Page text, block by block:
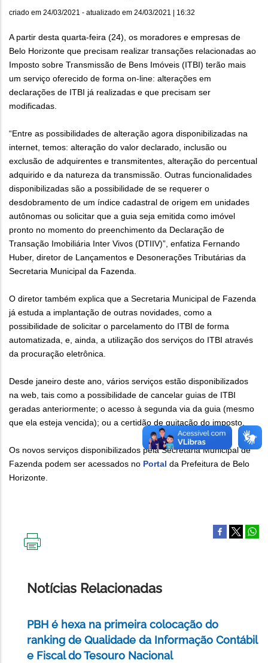
criado em 24/03/2021 - atualizado em 24/03/2021 | 16:32
A partir desta quarta-feira (24), os moradores e empresas de
Belo Horizonte que precisam realizar transações relacionadas ao
Imposto sobre Transmissão de Bens Imóveis (ITBI) terão mais
um serviço oferecido de forma on-line: alterações em
declarações de ITBI já realizadas e que precisam ser
modificadas.
“Entre as possibilidades de alteração agora disponibilizadas na
internet, temos: alteração do valor declarado, inclusão ou
exclusão de adquirentes e transmitentes, alteração do percentual
adquirido e da natureza da transmissão. Outras funcionalidades
disponibilizadas são a possibilidade de se requerer o
desdobramento de um índice cadastral de origem em unidades
autônomas ou solicitar que a guia seja emitida como imóvel
pronto no momento do preenchimento da Declaração de
Transação Imobiliária Inter Vivos (DTIIV)”, enfatiza Fernando
Huber, diretor de Lançamentos e Desonerações Tributárias da
Secretaria Municipal da Fazenda.
O diretor também explica que a Secretaria Municipal de Fazenda
já estuda a implantação de outras novidades, como a
possibilidade de solicitar o parcelamento do ITBI de forma
automatizada, e, ainda, a utilização dos serviços do ITBI através
da procuração eletrônica.
Desde janeiro deste ano, vários serviços estão disponibilizados
na web, tais como a possibilidade de cancelar guias de ITBI
geradas anteriormente; o acesso à segunda via da guia (mesmo
que ela esteja vencida); ou a certidão de quitação do imposto.
Os novos serviços disponibilizados pela Secretaria Municipal de
Fazenda podem ser acessados no Portal da Prefeitura de Belo
Horizonte.
Notícias Relacionadas
PBH é hexa na primeira colocação do
ranking de Qualidade da Informação Contábil
e Fiscal do Tesouro Nacional